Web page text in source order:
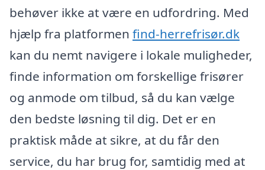
behøver ikke at være en udfordring. Med
hjælp fra platformen find-herrefrisør.dk
kan du nemt navigere i lokale muligheder,
finde information om forskellige frisører
og anmode om tilbud, så du kan vælge
den bedste løsning til dig. Det er en
praktisk måde at sikre, at du får den
service, du har brug for, samtidig med at